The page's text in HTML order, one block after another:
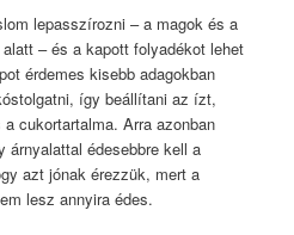
lepasszírozni – a magok és a
– és a kapott folyadékot lehet
érdemes kisebb adagokban
így beállítani az ízt,
cukortartalma. Arra azonban
árnyalattal édesebbre kell a
azt jónak érezzük, mert a
lesz annyira édes.